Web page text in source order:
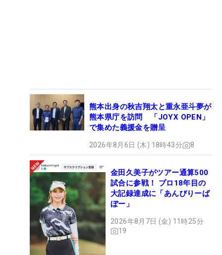
熊本出身の秋吉翔太と重永亜斗夢が
熊本県庁を訪問 「JOYX OPEN」
で集めた義援金を贈呈
2026年8月6日 (木) 18時43分 8
金田久美子がツアー通算500
試合に参戦！ プロ18年目の
大記録達成に「あんびりーば
ぼー」
2026年8月7日 (金) 11時25分
19